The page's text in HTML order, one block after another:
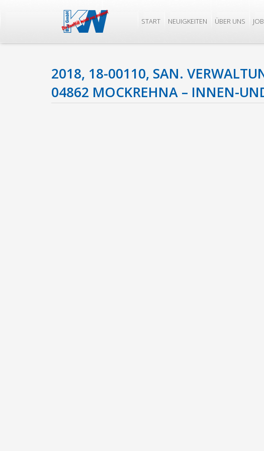
START NEUIGKEITEN ÜBER UNS
2018, 18-00110, SAN.
04862 MOCKREHNA – INNEN-UND